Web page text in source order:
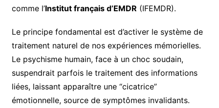
comme l’Institut français d’EMDR (IFEMDR).
Le principe fondamental est d’activer le système de
traitement naturel de nos expériences mémorielles.
Le psychisme humain, face à un choc soudain,
suspendrait parfois le traitement des informations
liées, laissant apparaître une “cicatrice”
émotionnelle, source de symptômes invalidants.